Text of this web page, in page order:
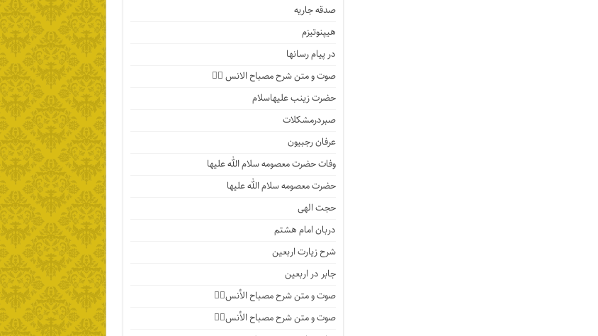
صدقه جاریه
هیپنوتیزم
در پیام رسانها
صوت و متن شرح مصباح الانس ۵️⃣
حضرت زینب علیهاسلام
صبردرمشکلات
عرفان رجبیون
وفات حضرت معصومه سلام الله علیها
حضرت معصومه سلام الله علیها
حجت الهی
دربان امام هشتم
شرح زیارت اربعین
جابر در اربعین
صوت و متن شرح مصباح الأنس۴️⃣
صوت و متن شرح مصباح الأنس۳️⃣